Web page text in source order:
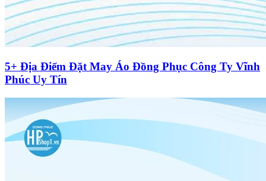
5+ Địa Điểm Đặt May Áo Đồng Phục Công Ty Vĩnh
Phúc Uy Tín